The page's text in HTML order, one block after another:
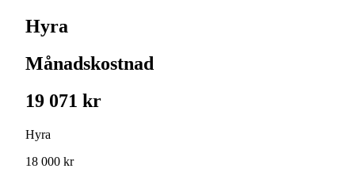
Hyra
Månadskostnad
19 071 kr
Hyra
18 000 kr